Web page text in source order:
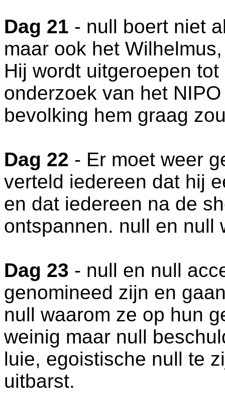
Dag 21 - null boert niet
maar ook het
Hij wordt uitgeroepen
onderzoek van het
bevolking hem graag
Dag 22 - Er moet weer
verteld iedereen dat hij
en dat iedereen na de
ontspannen. null en null
Dag 23 - null en null
genomineed zijn en
null waarom ze op hun
weinig maar null
luie, egoistische null te
uitbarst.